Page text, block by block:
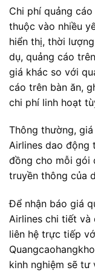
Chi phí quảng
thuộc vào nhiều
hiển thị, thời
dụ, quảng cáo
giá khác so với
cáo trên bàn ăn,
chi phí linh hoạt
Thông thường,
Airlines dao động
đồng cho mỗi gói
truyền thông của
Để nhận báo giá
Airlines chi tiết và
liên hệ trực tiếp
kinh nghiệm sẽ tư